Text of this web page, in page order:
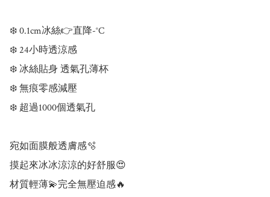
❄️ 0.1cm冰絲👉直降-°C
❄️ 24小時透涼感
❄️ 冰絲貼身 透氣孔薄杯
❄️ 無痕零感減壓
❄️ 超過1000個透氣孔
宛如面膜般透膚感🫧
摸起來冰冰涼涼的好舒服😍
材質輕薄💫完全無壓迫感🔥